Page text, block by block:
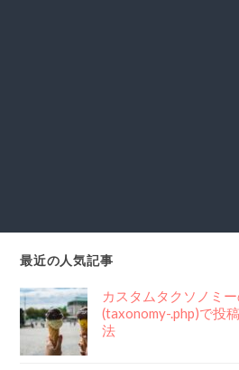
最近の人気記事
カスタムタクソノミ
(taxonomy-.php)で投
法